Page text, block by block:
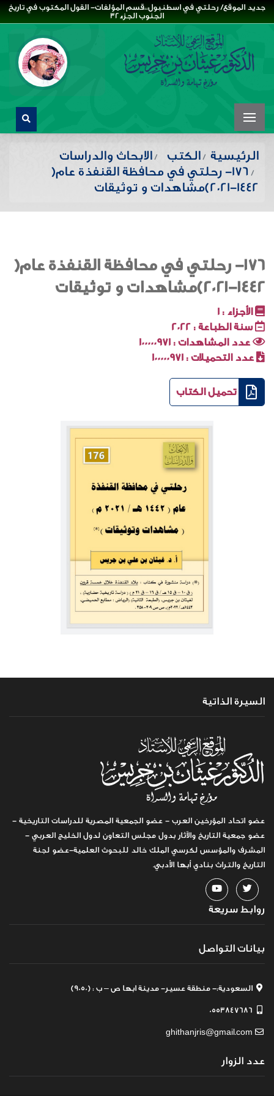
جديد الموقع/ رحلتي في اسطنبول،،قسم المؤلفات- القول المكتوب في تاريخ
الجنوب الجزء32
الرئيسية الكتب
الابحاث والدراسات
176- رحلتي في محافظة القنفذة عام(
1442-2021)مشاهدات و توثيقات
176- رحلتي في محافظة القنفذة عام(
1442-2021)مشاهدات و توثيقات
الأجزاء : 1
سنة الطباعة : 2022
عدد المشاهدات : 100000971
عدد التحميلات : 100000971
تحميل الكتاب
السيرة الذاتية
عضو اتحاد المؤرخين العرب - عضو الجمعية المصرية للدراسات التاريخية -
عضو جمعية التاريخ والآثار بدول مجلس التعاون لدول الخليج العربي -
المشرف والمؤسس لكرسي الملك خالد للبحوث العلمية-عضو لجنة
التاريخ والتراث بنادي أبها الأدبي.
روابط سريعة
بيانات التواصل
السعودية:- منطقة عسير- مدينة ابها ص – ب : (9050)
0553847686
ghithanjris@gmail.com
عدد الزوار